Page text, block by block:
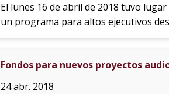
El lunes 16 de abril de 2018 tuvo
un programa para altos ejecutivos
Fondos para nuevos proyectos
24 abr. 2018